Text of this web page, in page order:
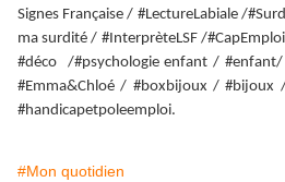
Signes Française / #LectureLabiale /
ma surdité / #InterprèteLSF /
#déco /#psychologie enfant /
#Emma&Chloé / #boxbijoux / #bijoux
#handicapetpoleemploi.
#Mon quotidien